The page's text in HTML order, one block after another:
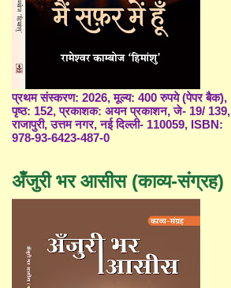
प्रथम संस्करण: 2026, मूल्य: 400 रुपये (पेपर बैक),
पृष्ठ: 152, प्रकाशक: अयन प्रकाशन, जे- 19/ 139,
राजापुरी, उत्तम नगर, नई दिल्ली- 110059, ISBN:
978-93-6423-487-0
अँजुरी भर आसीस (काव्य-संग्रह)